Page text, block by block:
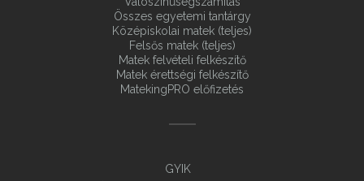
Összes egyetemi tantárgy
Középiskolai matek (teljes)
Felsős matek (teljes)
Matek felvételi felkészítő
Matek érettségi felkészítő
MatekingPRO előfizetés
GYIK